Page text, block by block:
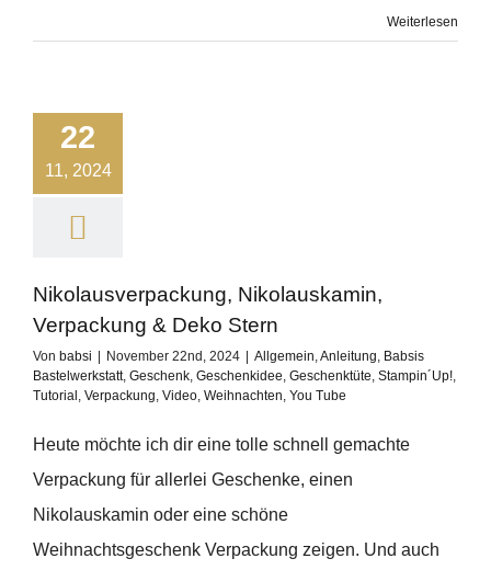
Weiterlesen
22
11, 2024
Nikolausverpackung, Nikolauskamin,
Verpackung & Deko Stern
Von babsi November 22nd, 2024 Allgemein,Anleitung, Babsis
Bastelwerkstatt, Geschenk, Geschenkidee, Geschenktüte, Stampin´Up!,
Tutorial , Verpackung, Video, Weihnachten, You Tube
Heute möchte ich dir eine tolle schnell gemachte
Verpackung für allerlei Geschenke, einen
Nikolauskamin oder eine schöne
Weihnachtsgeschenk Verpackung zeigen. Und auch